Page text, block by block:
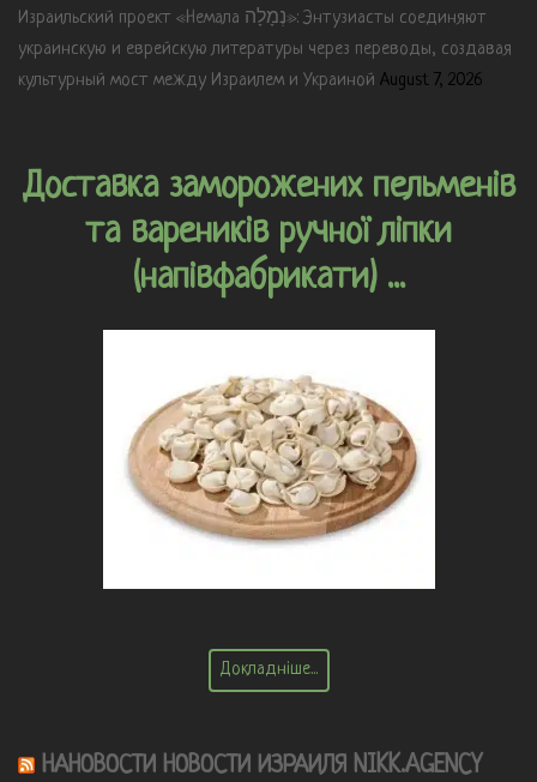
Израильский проект «Немала נְמָלָה»: Энтузиасты соединяют
украинскую и еврейскую литературы через переводы, создавая
культурный мост между Израилем и Украиной August 7, 2026
Доставка заморожених пельменів
та вареників ручної ліпки
(напівфабрикати) ...
Докладніше...
НАНОВОСТИ НОВОСТИ ИЗРАИЛЯ NIKK.AGENCY